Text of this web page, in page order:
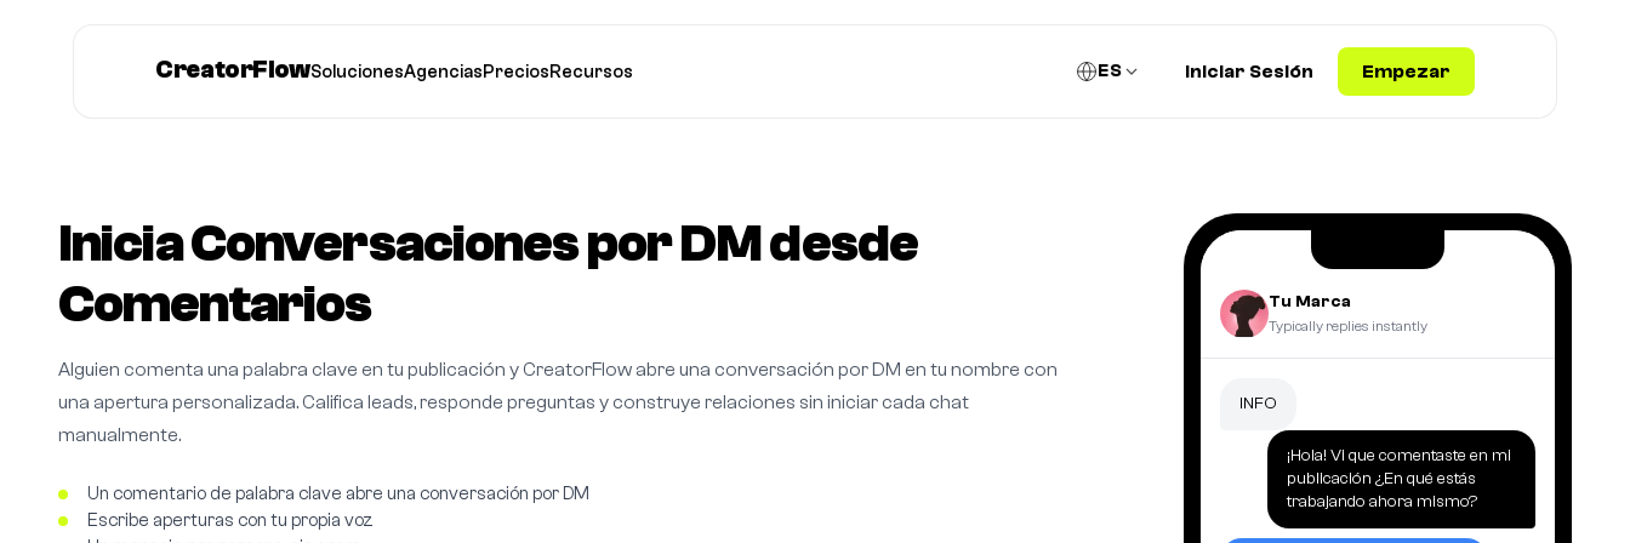
CreatorFlowSolucionesAgenciasPreciosRecursos ES Iniciar Sesión Empezar
Inicia Conversaciones por DM desde
Comentarios
Alguien comenta una palabra clave en tu publicación y CreatorFlow abre una conversación por DM en tu nombre con
una apertura personalizada. Califica leads, responde preguntas y construye relaciones sin iniciar cada chat
manualmente.
Un comentario de palabra clave abre una conversación por DM
Escribe aperturas con tu propia voz
Tu Marca
Typically replies instantly
INFO
¡Hola! Vi que comentaste en mi
publicación ¿En qué estás
trabajando ahora mismo?